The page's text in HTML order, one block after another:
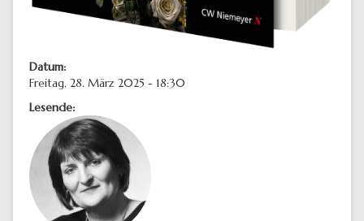
Datum:
Freitag, 28. März 2025 - 18:30
Lesende: